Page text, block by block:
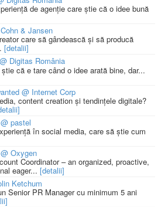
de agenție care știe că o idee bună
& Jansen
care să gândească și să producă
[detalii]
Digitas România
că e tare când o idee arată bine, dar...
@ Internet Corp
content creation și tendințele digitale?
pastel
în social media, care să știe cum
Oxygen
Coordinator – an organized, proactive,
eager... [detalii]
Ketchum
Senior PR Manager cu minimum 5 ani